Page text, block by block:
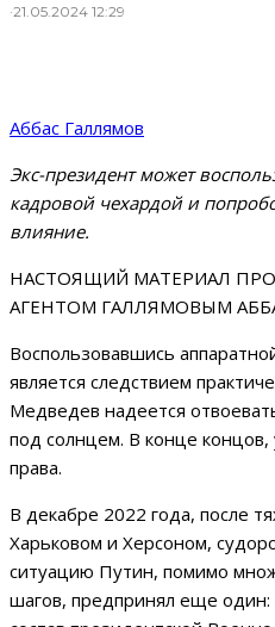
·21.05.2024 12:29
Аббас Галлямов
Экс-президент может
кадровой чехардой и
влияние.
НАСТОЯЩИЙ МАТЕРИАЛ
АГЕНТОМ ГАЛЛЯМОВЫМ
Воспользовавшись
является следствием
Медведев надеется
под солнцем. В конце
права.
В декабре 2022 года, после
Харьковом и Херсоном,
ситуацию Путин, помимо
шагов, предпринял еще